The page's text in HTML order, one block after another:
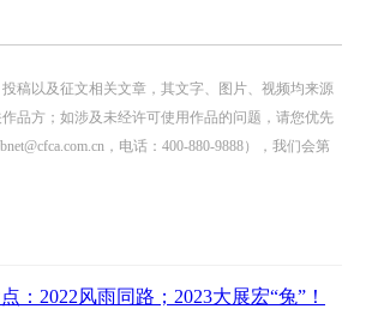
稿以及征文相关文章，其文字、图片、视频均来源
品方；如涉及未经许可使用作品的问题，请您优先
，电话：400-880-9888），我们会第
：2022风雨同路；2023大展宏“兔”！